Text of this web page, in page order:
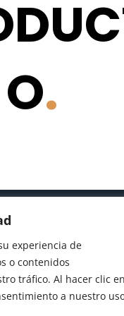
experiencia de
o contenidos
tráfico. Al hacer clic en
a nuestro
O.